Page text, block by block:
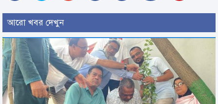
আরো খবর দেখুন